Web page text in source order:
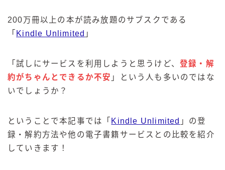
ー196℃ 瞬間凍結
ー196℃ ザ・まるごと
こだわり酒場
ほろよい
BAR Pomum（バー・ポームム）
トリスハイボール
ジムビームハイボール
GREEN1/2（グリーンハーフ）
200万冊以上の本が読み放題のサブスクである
「 Kindle Unlimited 」
「試しにサービスを利用しようと思うけど、 登録・解
約がちゃんとできるか不安 」という人も多いのではな
いでしょうか？
ということで本記事では「 Kindle Unlimited 」の登
録・解約方法や他の電子書籍サービスとの比較を紹介
していきます！